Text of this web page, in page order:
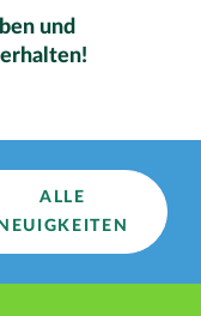
und
ALLE
NEUIGKEITEN